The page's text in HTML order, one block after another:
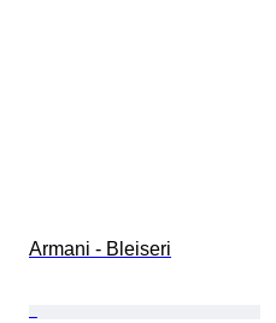
Armani - Bleiseri